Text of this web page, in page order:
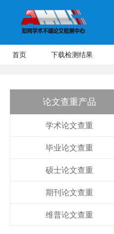
首页 下载检测结果
论文查重产品
学术论文查重
毕业论文查重
硕士论文查重
期刊论文查重
维普论文查重